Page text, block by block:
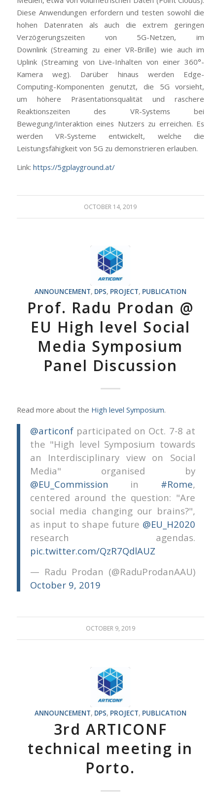
Diese Anwendungen erfordern und testen sowohl die
hohen Datenraten als auch die extrem geringen
Verzögerungszeiten von 5G-Netzen, im
Downlink (Streaming zu einer VR-Brille) wie auch im
Uplink (Streaming von Live-Inhalten von einer 360°-
Kamera weg). Darüber hinaus werden Edge-
Computing-Komponenten genutzt, die 5G vorsieht,
um höhere Präsentationsqualität und raschere
Reaktionszeiten des VR-Systems bei
Bewegung/Interaktion eines Nutzers zu erreichen. Es
werden VR-Systeme entwickelt, welche die
Leistungsfähigkeit von 5G zu demonstrieren erlauben.
Link: https://5gplayground.at/
OCTOBER 14, 2019
ANNOUNCEMENT, DPS, PROJECT, PUBLICATION
Prof. Radu Prodan @
EU High level Social
Media Symposium
Panel Discussion
Read more about the High level Symposium.
@articonfparticipated on Oct. 7-8 at
the "High level Symposium towards
an Interdisciplinary view on Social
Media" organised by
@EU_Commission in #Rome,
centered around the question: "Are
social media changing our brains?",
as input to shape future @EU_H2020
research agendas.
pic.twitter.com/QzR7QdlAUZ
— Radu Prodan (@RaduProdanAAU)
October 9, 2019
OCTOBER 9, 2019
ANNOUNCEMENT, DPS, PROJECT, PUBLICATION
3rd ARTICONF
technical meeting in
Porto.